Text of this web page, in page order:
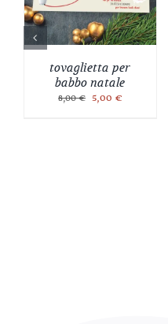
tovaglietta per
babbo natale
8,00€ Il
5,00 €Il